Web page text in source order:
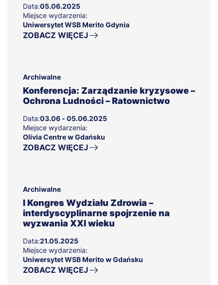
Data:05.06.2025
Miejsce wydarzenia:
Uniwersytet WSB Merito Gdynia
ZOBACZ WIĘCEJ
Archiwalne
Konferencja: Zarządzanie kryzysowe –
Ochrona Ludności – Ratownictwo
Data:03.06 - 05.06.2025
Miejsce wydarzenia:
Olivia Centre w Gdańsku
ZOBACZ WIĘCEJ
Archiwalne
I Kongres Wydziału Zdrowia –
interdyscyplinarne spojrzenie na
wyzwania XXI wieku
Data:21.05.2025
Miejsce wydarzenia:
Uniwersytet WSB Merito w Gdańsku
ZOBACZ WIĘCEJ